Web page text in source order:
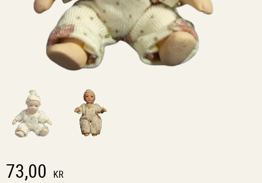
73,00 KR